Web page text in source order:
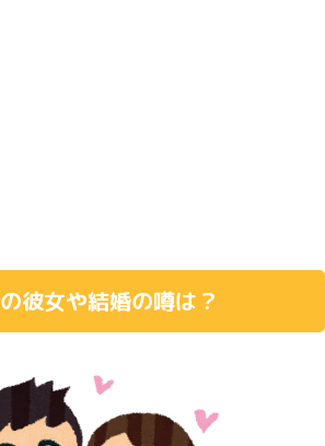
の彼女や結婚の噂は？